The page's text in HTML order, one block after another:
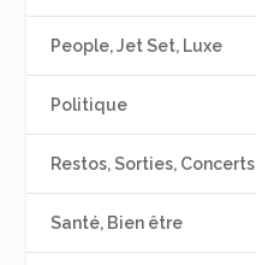
People, Jet Set, Luxe
Politique
Restos, Sorties, Concerts
Santé, Bien être